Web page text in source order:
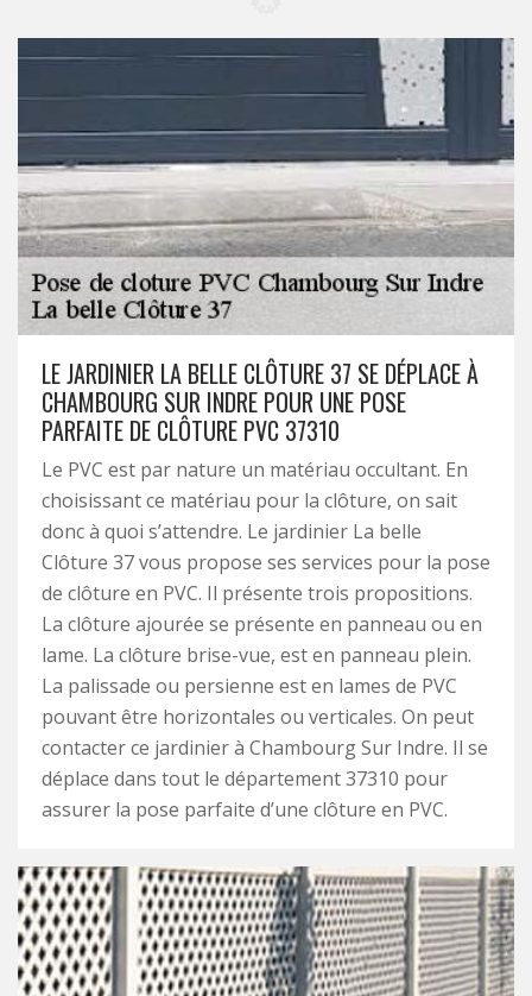
LE JARDINIER LA BELLE CLÔTURE 37 SE DÉPLACE À
CHAMBOURG SUR INDRE POUR UNE POSE
PARFAITE DE CLÔTURE PVC 37310
Le PVC est par nature un matériau occultant. En
choisissant ce matériau pour la clôture, on sait
donc à quoi s’attendre. Le jardinier La belle
Clôture 37 vous propose ses services pour la pose
de clôture en PVC. Il présente trois propositions.
La clôture ajourée se présente en panneau ou en
lame. La clôture brise-vue, est en panneau plein.
La palissade ou persienne est en lames de PVC
pouvant être horizontales ou verticales. On peut
contacter ce jardinier à Chambourg Sur Indre. Il se
déplace dans tout le département 37310 pour
assurer la pose parfaite d’une clôture en PVC.